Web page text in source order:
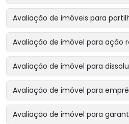
Avaliação de imóveis para
Avaliação de imóvel para ação
Avaliação de imóvel para
Avaliação de imóvel para
Avaliação de imóvel para